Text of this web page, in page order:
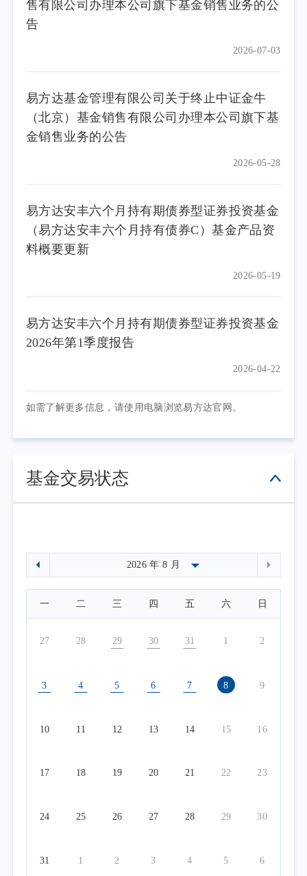
售有限公司办理本公司旗下基金销售业务的公
告
2026-07-03
易方达基金管理有限公司关于终止中证金牛
（北京）基金销售有限公司办理本公司旗下基
金销售业务的公告
2026-05-28
易方达安丰六个月持有期债券型证券投资基金
（易方达安丰六个月持有债券C）基金产品资
料概要更新
2026-05-19
易方达安丰六个月持有期债券型证券投资基金
2026年第1季度报告
2026-04-22
如需了解更多信息，请使用电脑浏览易方达官网。
基金交易状态
一 二 三 四 五 六 日
27 28 29 30 31 1 2
3 4 5 6 7 8 9
10 11 12 13 14 15 16
17 18 19 20 21 22 23
24 25 26 27 28 29 30
31 1 2 3 4 5 6